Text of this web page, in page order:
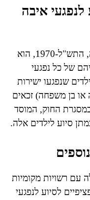
איבה
חוק התגמולים לנפגעי פעולות איבה, התש"ל-1970, הוא
של כל נפגעי
שנפגעו ישירות
או בן משפחה) זכאים
החוק, המוסד
סיוע לילדים אלה.
עם רשויות מקומיות
לסיוע לנפגעי